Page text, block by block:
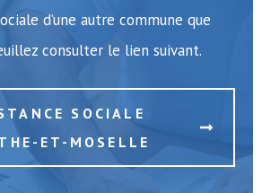
d’une autre commune que
consulter le lien suivant.
SOCIALE
ET-MOSELLE